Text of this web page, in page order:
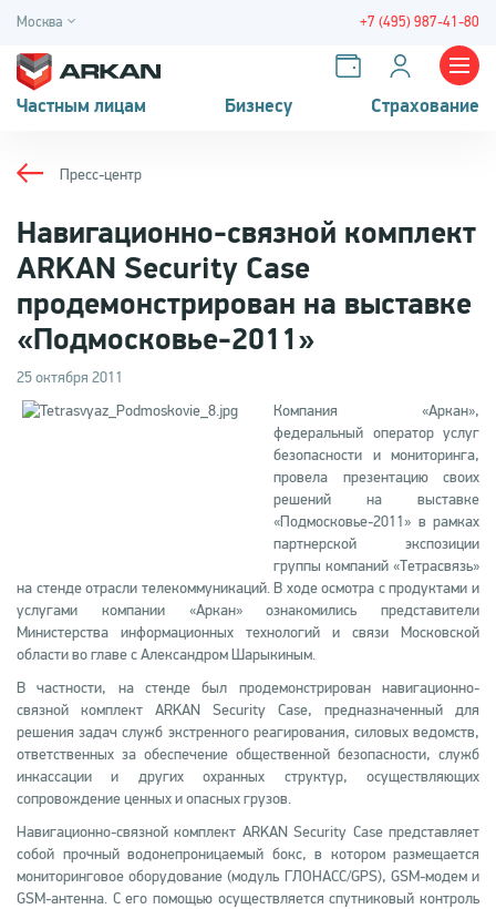
Москва +7 (495) 987-41-80
Частным лицам Бизнесу Страхование
Пресс-центр
Навигационно-связной комплект
ARKAN Security Case
продемонстрирован на выставке
«Подмосковье-2011»
25 октября 2011
Компания «Аркан»,
федеральный оператор услуг
безопасности и мониторинга,
провела презентацию своих
решений на выставке
«Подмосковье-2011» в рамках
партнерской экспозиции
группы компаний «Тетрасвязь»
на стенде отрасли телекоммуникаций. В ходе осмотра с продуктами и
услугами компании «Аркан» ознакомились представители
Министерства информационных технологий и связи Московской
области во главе с Александром Шарыкиным.
В частности, на стенде был продемонстрирован навигационно-
связной комплект ARKAN Security Case, предназначенный для
решения задач служб экстренного реагирования, силовых ведомств,
ответственных за обеспечение общественной безопасности, служб
инкассации и других охранных структур, осуществляющих
сопровождение ценных и опасных грузов.
Навигационно-связной комплект ARKAN Security Case представляет
собой прочный водонепроницаемый бокс, в котором размещается
мониторинговое оборудование (модуль ГЛОНАСС/GPS), GSM-модем и
GSM-антенна. С его помощью осуществляется спутниковый контроль